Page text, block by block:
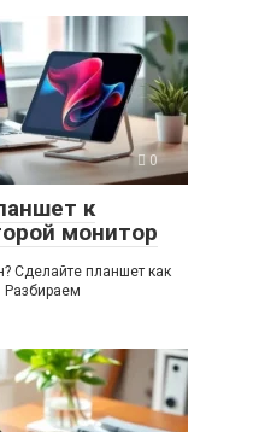
0
к
монитор
Сделайте планшет как
Разбираем